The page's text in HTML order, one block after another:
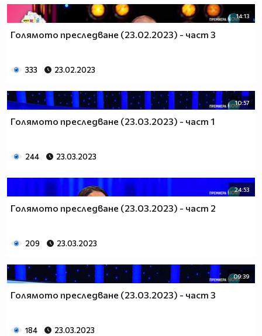
14:13
Голямото преследване (23.02.2023) - част 3
333 23.02.2023
10:57
Голямото преследване (23.03.2023) - част 1
244 23.03.2023
24:53
Голямото преследване (23.03.2023) - част 2
209 23.03.2023
09:39
Голямото преследване (23.03.2023) - част 3
184 23.03.2023